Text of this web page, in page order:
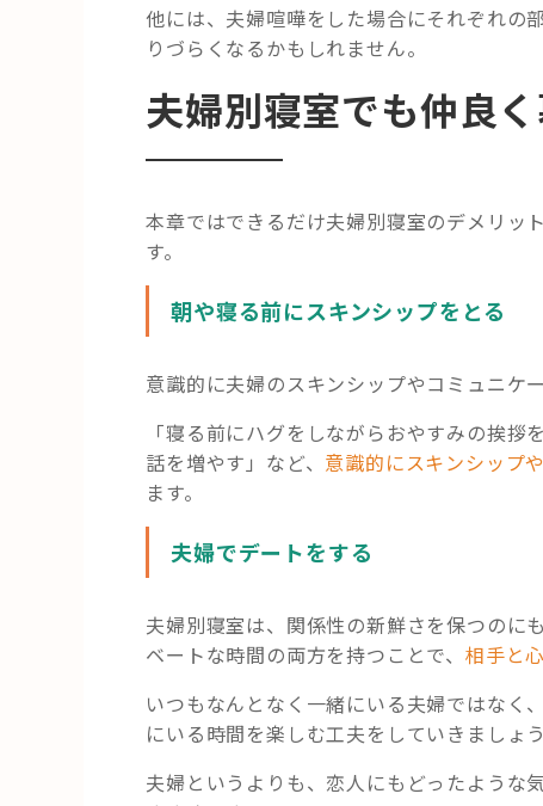
他には、夫婦喧嘩をした場合にそれぞれの
りづらくなるかもしれません。
夫婦別寝室でも仲良
本章ではできるだけ夫婦別寝室のデメリッ
す。
朝や寝る前にスキンシップをとる
意識的に夫婦のスキンシップやコミュニケ
「寝る前にハグをしながらおやすみの挨
話を増やす」など、 意識的にスキンシップ
ます。
夫婦でデートをする
夫婦別寝室は、関係性の新鮮さを保つのに
ベートな時間の両方を持つことで、 相手と
いつもなんとなく一緒にいる夫婦ではなく
にいる時間を楽しむ工夫をしていきましょう
夫婦というよりも、恋人にもどったような